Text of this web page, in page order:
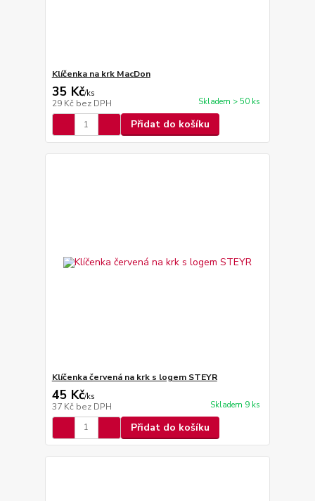
Klíčenka na krk MacDon
35 Kč/ks
29 Kč bez DPH Skladem > 50 ks
Přidat do košíku
Klíčenka červená na krk s logem STEYR
45 Kč/ks
37 Kč bez DPH Skladem 9 ks
Přidat do košíku